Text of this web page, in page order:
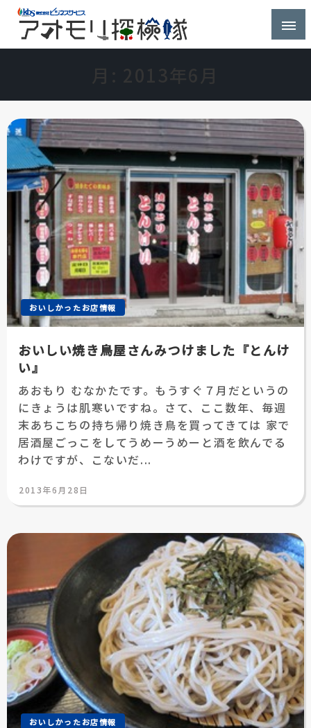
アオモリ探検隊
株式会社ビジネスサービス社員が青森県を探検するブ
2013年6月
おいしかったお店情報
おいしい焼き鳥屋さんみつけました『とんけ
い』
あおもり むなかたです。もうすぐ７月だというの
にきょうは肌寒いですね。さて、ここ数年、毎週
末あちこちの持ち帰り焼き鳥を買ってきては 家で
居酒屋ごっこをしてうめーうめーと酒を飲んでる
わけですが、こないだ...
投
日:
2013年6月28日
おいしかったお店情報